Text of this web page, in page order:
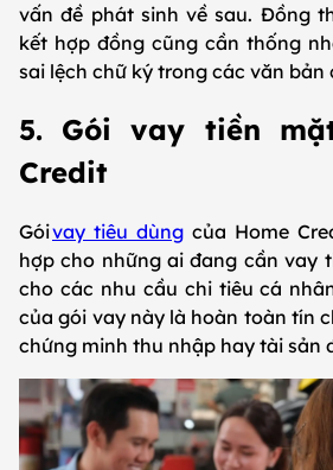
vấn đề phát sinh về sau. Đồng
kết hợp đồng cũng cần thống
sai lệch chữ ký trong các văn bản
5. Gói vay tiền
Credit
Góivay tiêu dùng của Home
hợp cho những ai đang cần vay
cho các nhu cầu chi tiêu cá
của gói vay này là hoàn toàn tín
chứng minh thu nhập hay tài sản